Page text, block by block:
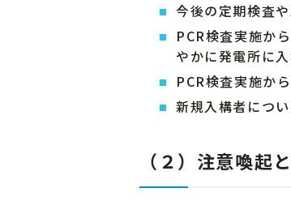
今後の定期検査
PCR検査実施か
やかに発電所に
PCR検査実施か
新規入構者につ
（２）注意喚起